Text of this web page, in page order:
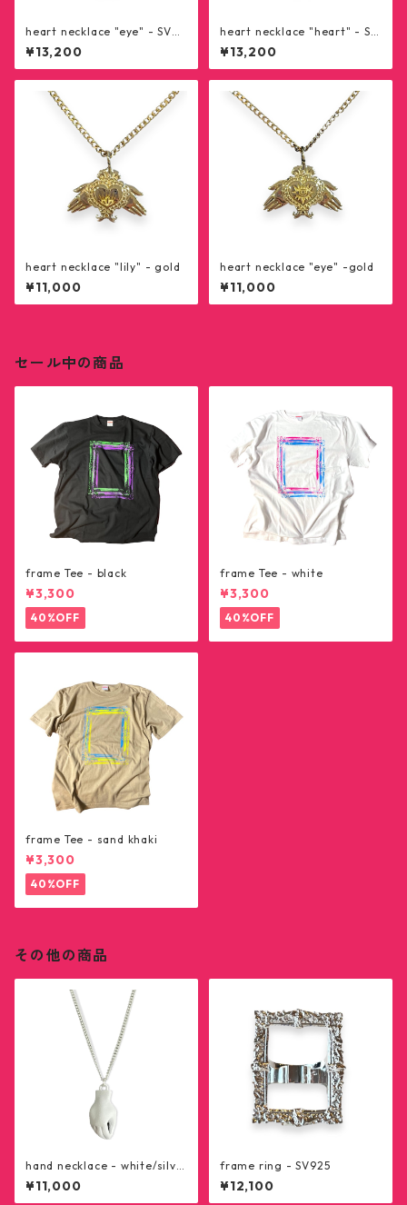
heart necklace "eye" - SV92
5
¥13,200
heart necklace "heart" - SV
925
¥13,200
heart necklace "lily" - gold
¥11,000
heart necklace "eye" -gold
¥11,000
セール中の商品
frame Tee - black
¥3,300
40%OFF
frame Tee - white
¥3,300
40%OFF
frame Tee - sand khaki
¥3,300
40%OFF
その他の商品
hand necklace - white/silve
r925
¥11,000
frame ring - SV925
¥12,100